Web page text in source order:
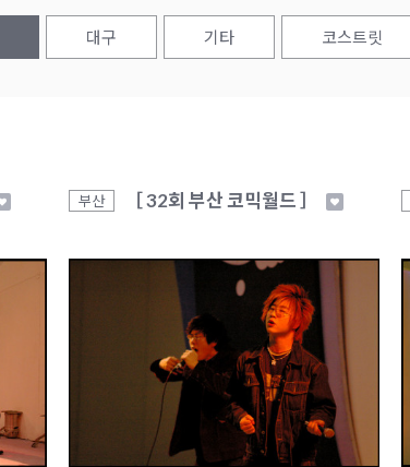
대구 기타 코스트릿
부산 ［ 32회 부산 코믹월드 ］